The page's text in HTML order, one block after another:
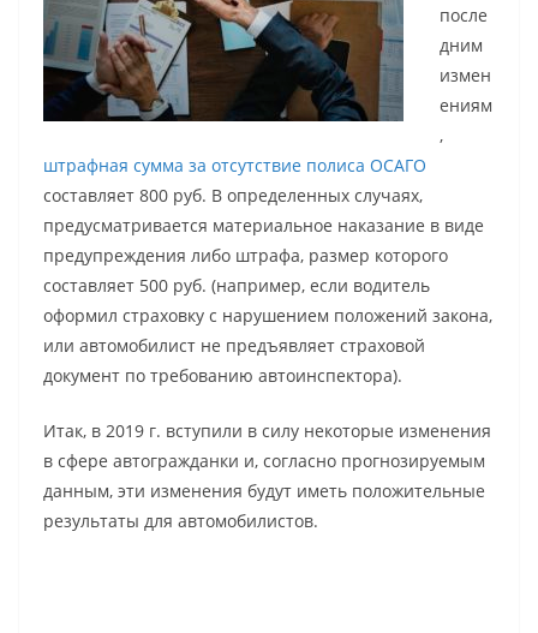
после
дним
измен
ениям
,
штрафная сумма за отсутствие полиса ОСАГО
составляет 800 руб. В определенных случаях,
предусматривается материальное наказание в виде
предупреждения либо штрафа, размер которого
составляет 500 руб. (например, если водитель
оформил страховку с нарушением положений закона,
или автомобилист не предъявляет страховой
документ по требованию автоинспектора).
Итак, в 2019 г. вступили в силу некоторые изменения
в сфере автогражданки и, согласно прогнозируемым
данным, эти изменения будут иметь положительные
результаты для автомобилистов.